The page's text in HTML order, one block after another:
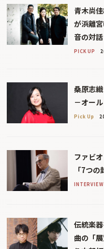
青木尚
が浜離宮
音の対話
PICK UP
桑原志
－オー
Pick Up
ファビ
「7つの
INTERVIEW
伝統楽
曲の「